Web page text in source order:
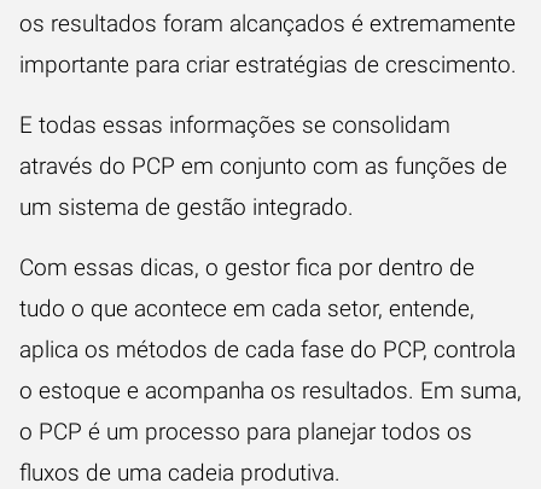
os resultados foram alcançados é extremamente
importante para criar estratégias de crescimento.
E todas essas informações se consolidam
através do PCP em conjunto com as funções de
um sistema de gestão integrado.
Com essas dicas, o gestor fica por dentro de
tudo o que acontece em cada setor, entende,
aplica os métodos de cada fase do PCP, controla
o estoque e acompanha os resultados. Em suma,
o PCP é um processo para planejar todos os
fluxos de uma cadeia produtiva.